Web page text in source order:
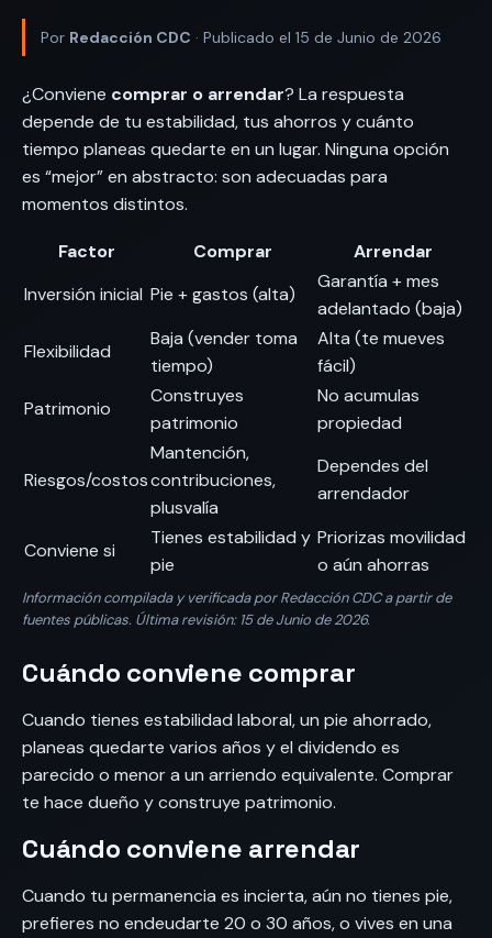
Por Redacción CDC · Publicado el 15 de Junio de 2026
¿Conviene comprar o arrendar? La respuesta
depende de tu estabilidad, tus ahorros y cuánto
tiempo planeas quedarte en un lugar. Ninguna opción
es “mejor” en abstracto: son adecuadas para
momentos distintos.
Factor Comprar
Arrendar
Inversión inicial Pie + gastos (alta)
Garantía + mes
adelantado (baja)
Flexibilidad
Baja (vender toma
tiempo)
Alta (te mueves
fácil)
Patrimonio
Construyes
patrimonio
No acumulas
propiedad
Riesgos/costos
Mantención,
contribuciones,
plusvalía
Dependes del
arrendador
Conviene si
Tienes estabilidad y
pie
Priorizas movilidad
o aún ahorras
Información compilada y verificada por Redacción CDC a partir de
fuentes públicas. Última revisión: 15 de Junio de 2026.
Cuándo conviene comprar
Cuando tienes estabilidad laboral, un pie ahorrado,
planeas quedarte varios años y el dividendo es
parecido o menor a un arriendo equivalente. Comprar
te hace dueño y construye patrimonio.
Cuándo conviene arrendar
Cuando tu permanencia es incierta, aún no tienes pie,
prefieres no endeudarte 20 o 30 años, o vives en una